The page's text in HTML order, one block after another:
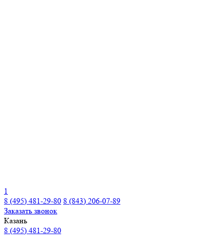
1
8 (495) 481-29-80 8 (843) 206-07-89
Заказать звонок
Казань
8 (495) 481-29-80